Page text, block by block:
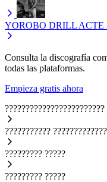
YOROBO DRILL ACTE
Consulta la discografía
todas las plataformas.
Empieza gratis ahora
????????????????????????
???????????
????????? ?????
????????? ?????